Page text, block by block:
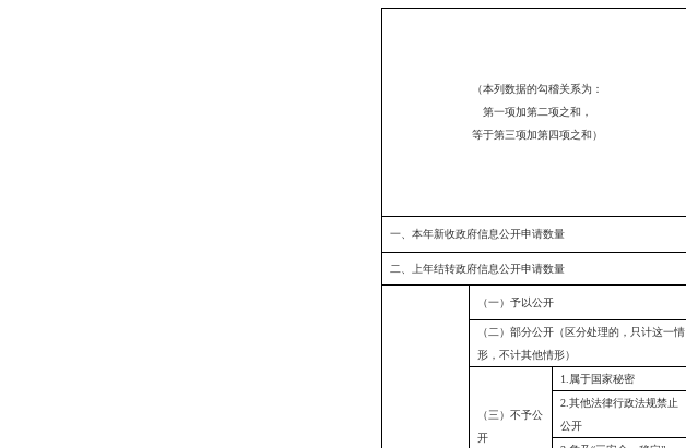
（本列数据的勾稽关系为：
第一项加第二项之和，
等于第三项加第四项之和）
一、本年新收政府信息公开申请数量
二、上年结转政府信息公开申请数量
（一）予以公开
（二）部分公开（区分处理的，只计这一情
形，不计其他情形）
（三）不予公
开
1.属于国家秘密
2.其他法律行政法规禁止
公开